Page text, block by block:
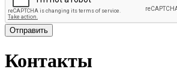
Отправить
Контакты